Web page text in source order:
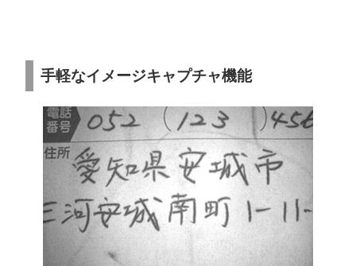
手軽なイメージキャプチャ機能